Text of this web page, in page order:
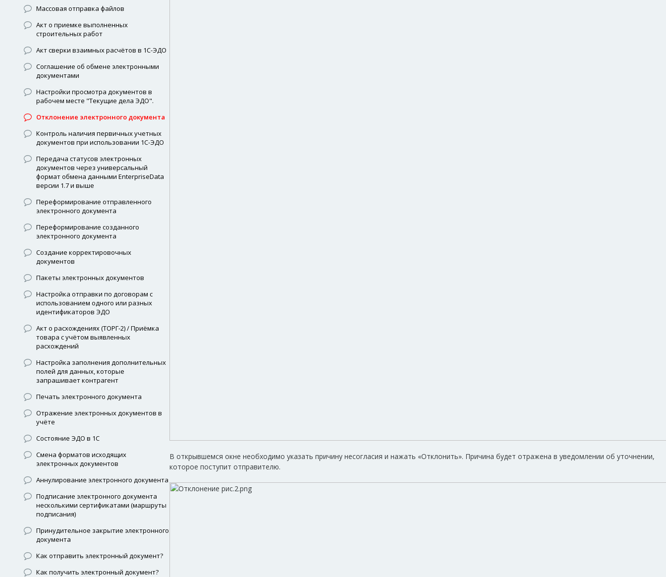
Массовая отправка файлов
Акт о приемке выполненных
строительных работ
Акт сверки взаимных расчётов в 1С-ЭДО
Соглашение об обмене электронными
документами
Настройки просмотра документов в
рабочем месте "Текущие дела ЭДО".
Отклонение электронного документа
Контроль наличия первичных учетных
документов при использовании 1С-ЭДО
Передача статусов электронных
документов через универсальный
формат обмена данными EnterpriseData
версии 1.7 и выше
Переформирование отправленного
электронного документа
Переформирование созданного
электронного документа
Создание корректировочных
документов
Пакеты электронных документов
Настройка отправки по договорам с
использованием одного или разных
идентификаторов ЭДО
Акт о расхождениях (ТОРГ-2) / Приёмка
товара с учётом выявленных
расхождений
Настройка заполнения дополнительных
полей для данных, которые
запрашивает контрагент
Печать электронного документа
Отражение электронных документов в
учёте
Состояние ЭДО в 1С
Смена форматов исходящих
электронных документов
Аннулирование электронного документа
Подписание электронного документа
несколькими сертификатами (маршруты
подписания)
Принудительное закрытие электронного
документа
Как отправить электронный документ?
Как получить электронный документ?
В открывшемся окне необходимо указать причину несогласия и нажать «Отклонить». Причина будет отражена в уведомлении об уточнении,
которое поступит отправителю.